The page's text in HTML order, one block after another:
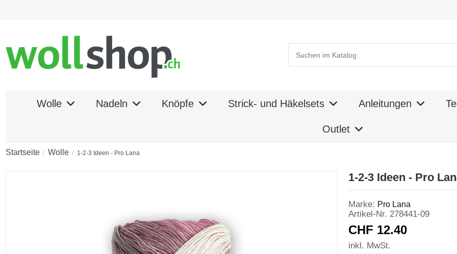
Wolle Nadeln Knöpfe Strick- und Häkelsets Anleitungen
Outlet
Startseite Wolle 1-2-3 Ideen - Pro Lana
1-2-3 Ideen - Pro
Marke: Pro Lana
Artikel-Nr. 278441-09
CHF 12.40
inkl. MwSt.